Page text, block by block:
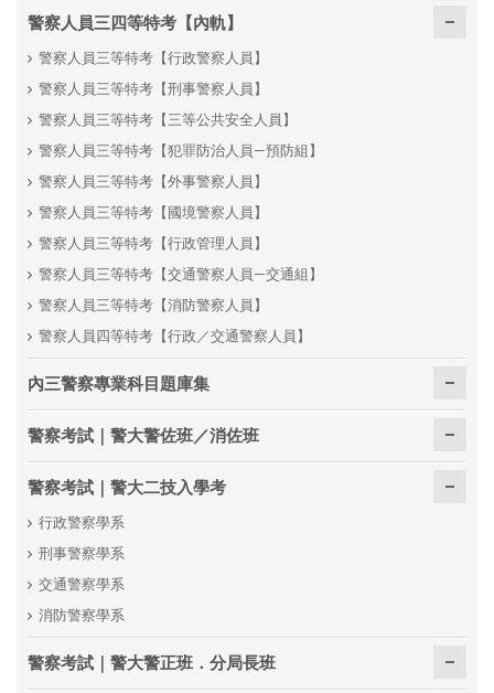
警察人員三四等特考【內軌】
警察人員三等特考【行政警察人員】
警察人員三等特考【刑事警察人員】
警察人員三等特考【三等公共安全人員】
警察人員三等特考【犯罪防治人員—預防組】
警察人員三等特考【外事警察人員】
警察人員三等特考【國境警察人員】
警察人員三等特考【行政管理人員】
警察人員三等特考【交通警察人員—交通組】
警察人員三等特考【消防警察人員】
警察人員四等特考【行政／交通警察人員】
內三警察專業科目題庫集
警察考試｜警大警佐班／消佐班
警察考試｜警大二技入學考
行政警察學系
刑事警察學系
交通警察學系
消防警察學系
警察考試｜警大警正班．分局長班